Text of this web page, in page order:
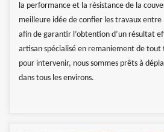
la performance et la résistance de la
meilleure idée de confier les travaux entre
afin de garantir l’obtention d’un résultat
artisan spécialisé en remaniement de
pour intervenir, nous sommes prêts à
dans tous les environs.